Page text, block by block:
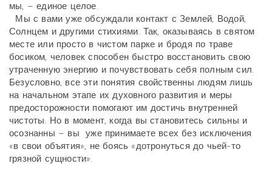
мы, – единое целое.
Мы с вами уже обсуждали контакт с Землей, Водой,
Солнцем и другими стихиями. Так, оказываясь в святом
месте или просто в чистом парке и бродя по траве
босиком, человек способен быстро восстановить свою
утраченную энергию и почувствовать себя полным сил.
Безусловно, все эти понятия свойственны людям лишь
на начальном этапе их духовного развития и меры
предосторожности помогают им достичь внутренней
чистоты. Но в момент, когда вы становитесь сильны и
осознанны – вы уже принимаете всех без исключения
«в свои объятия», не боясь «дотронуться до чьей-то
грязной сущности».